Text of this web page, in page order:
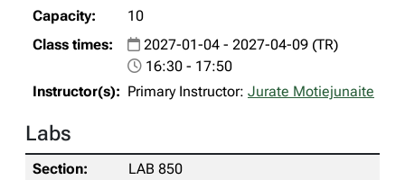
10
2027-01-04 - 2027-04-09 (TR)
16:30 - 17:50
Primary Instructor: Jurate Motiejunaite
Labs
LAB 850